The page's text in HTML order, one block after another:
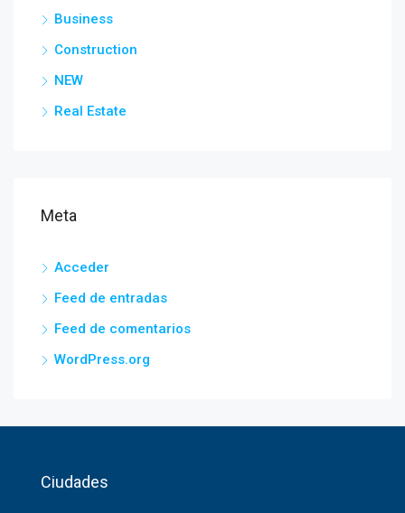
Business
Construction
NEW
Real Estate
Meta
Acceder
Feed de entradas
Feed de comentarios
WordPress.org
Ciudades